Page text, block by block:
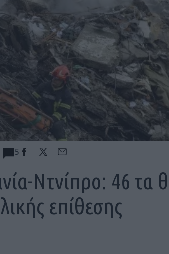
5
Ντνίπρο: 46 τα
επίθεσης